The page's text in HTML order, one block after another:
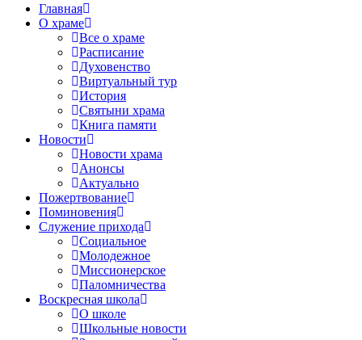
Главная
О храме
Все о храме
Расписание
Духовенство
Виртуальный тур
История
Святыни храма
Книга памяти
Новости
Новости храма
Анонсы
Актуально
Пожертвование
Поминовения
Служение прихода
Социальное
Молодежное
Миссионерское
Паломничества
Воскресная школа
О школе
Школьные новости